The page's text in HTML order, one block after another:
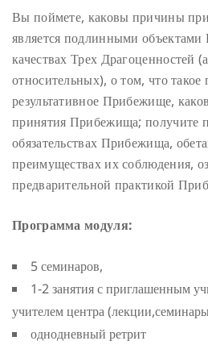
Вы поймете, каковы причины
является подлинными
качествах Трех Драгоценностей
относительных), о том, что
результативное Прибежище,
принятия Прибежища; получите
обязательствах Прибежища,
преимуществах их соблюдения,
предварительной практикой
Программа модуля:
5 семинаров,
1-2 занятия с приглашенным
учителем центра
однодневный ретрит